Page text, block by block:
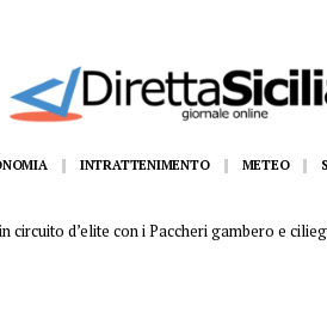
centinaia di scooter elettrici venduti
INTRATTENIMENTO METEO
d’elite con i Paccheri gambero e